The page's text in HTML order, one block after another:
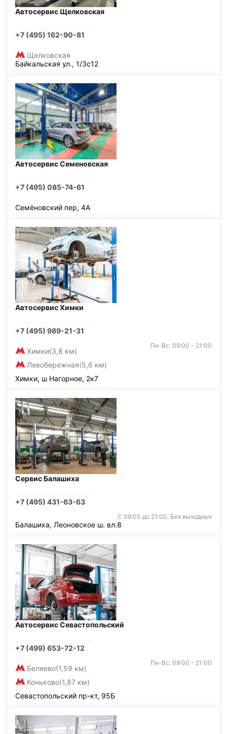
Автосервис Щелковская
+7 (495) 162-90-81
Щелковская
Байкальская ул., 1/3с12
Автосервис Семеновская
+7 (495) 085-74-61
Семёновский пер, 4А
Автосервис Химки
+7 (495) 989-21-31
Химки(3,8 км)
Левобережная(5,6 км)
Пн-Вс: 09:00 - 21:00
Химки, ш Нагорное, 2к7
Сервис Балашиха
+7 (495) 431-63-63
С 09:00 до 21:00. Без выходных
Балашиха, Леоновское ш. вл.8
Автосервис Севастопольский
+7 (499) 653-72-12
Беляево(1,59 км)
Коньково(1,87 км)
Пн-Вс: 09:00 - 21:00
Севастопольский пр-кт, 95Б